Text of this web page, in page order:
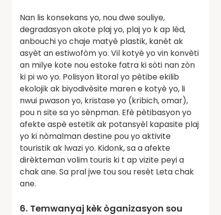
Nan lis konsekans yo, nou dwe souliye,
degradasyon akote plaj yo, plaj yo k ap lèd,
anbouchi yo chaje matyè plastik, kanèt ak
asyèt an estiwofòm yo. Vil kotyè yo vin konvèti
an milye kote nou estoke fatra ki sòti nan zòn
ki pi wo yo. Polisyon litoral yo pètibe ekilib
ekolojik ak biyodivèsite maren e kotyè yo, li
nwui pwason yo, kristase yo (kribich, omar),
pou n site sa yo sènpman. Efè pètibasyon yo
afekte aspè estetik ak potansyèl kapasite plaj
yo ki nòmalman destine pou yo aktivite
touristik ak lwazi yo. Kidonk, sa a afekte
dirèkteman volim touris ki t ap vizite peyi a
chak ane. Sa pral jwe tou sou resèt Leta chak
ane.
6. Temwanyaj kèk òganizasyon sou